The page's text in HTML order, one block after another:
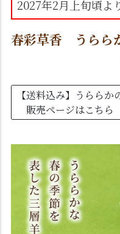
2027年2月上旬頃よ
春彩草香 うらら
【送料込み】うららか
販売ページはこちら